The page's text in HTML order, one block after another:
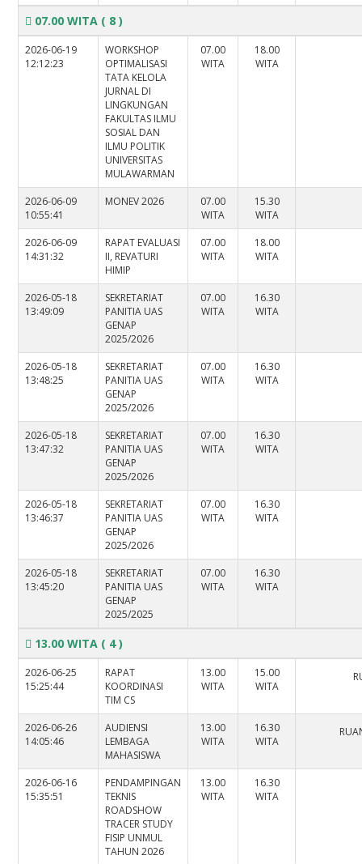
07.00 WITA ( 8 )
2026-06-19
12:12:23
WORKSHOP
OPTIMALISASI
TATA KELOLA
JURNAL DI
LINGKUNGAN
FAKULTAS ILMU
SOSIAL DAN
ILMU POLITIK
UNIVERSITAS
MULAWARMAN
07.00
WITA
18.00
WITA
2026-06-09
10:55:41
MONEV 2026
07.00
WITA
15.30
WITA
2026-06-09
14:31:32
RAPAT EVALUASI
II, REVATURI
HIMIP
07.00
WITA
18.00
WITA
2026-05-18
13:49:09
SEKRETARIAT
PANITIA UAS
GENAP
2025/2026
07.00
WITA
16.30
WITA
2026-05-18
13:48:25
SEKRETARIAT
PANITIA UAS
GENAP
2025/2026
07.00
WITA
16.30
WITA
2026-05-18
13:47:32
SEKRETARIAT
PANITIA UAS
GENAP
2025/2026
07.00
WITA
16.30
WITA
2026-05-18
13:46:37
SEKRETARIAT
PANITIA UAS
GENAP
2025/2026
07.00
WITA
16.30
WITA
2026-05-18
13:45:20
SEKRETARIAT
PANITIA UAS
GENAP
2025/2025
07.00
WITA
16.30
WITA
13.00 WITA ( 4 )
2026-06-25
15:25:44
RAPAT
KOORDINASI
TIM CS
13.00
WITA
15.00
WITA
2026-06-26
14:05:46
AUDIENSI
LEMBAGA
MAHASISWA
13.00
WITA
16.30
WITA
2026-06-16
15:35:51
PENDAMPINGAN
TEKNIS
ROADSHOW
TRACER STUDY
FISIP UNMUL
TAHUN 2026
13.00
WITA
16.30
WITA